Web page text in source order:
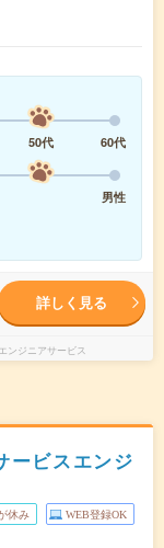
50代
60代
男性
詳しく見る
ンジニアサービス
ービスエンジ
休み WEB登録OK